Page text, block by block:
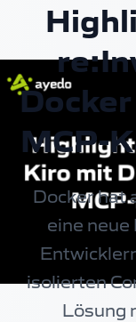
MCP-
Docker hat
eine
isolierten
Lösung